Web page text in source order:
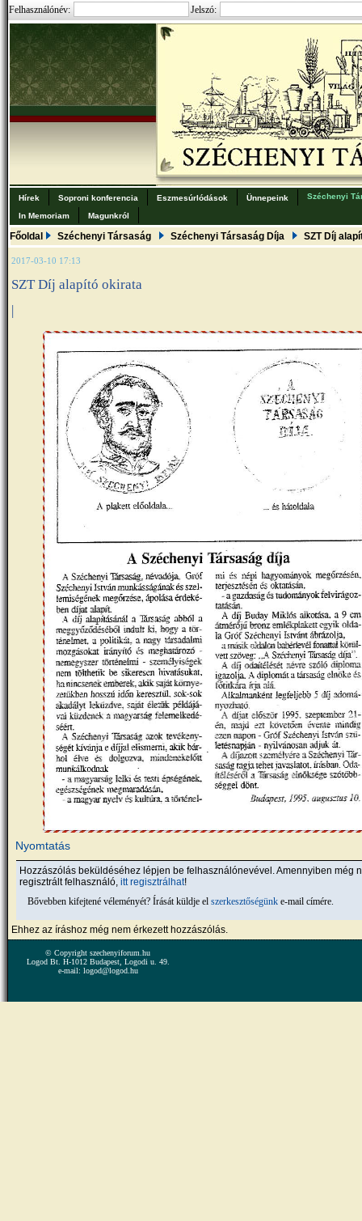
Felhasználónév: Jelszó:
Hírek Soproni konferencia Eszmesúrlódások Ünnepeink Széchenyi
In Memoriam Magunkról
Főoldal Széchenyi Társaság Széchenyi Társaság Díja SZT Díj
2017-03-10 17:13
SZT Díj alapító okirata
|
Nyomtatás
Hozzászólás beküldéséhez lépjen be felhasználónevével. Amennyiben még
regisztrált felhasználó,itt regisztrálhat!
Bővebben kifejtené véleményét? Írását küldje elszerkesztőségünk e-mail címére.
Ehhez az íráshoz még nem érkezett hozzászólás.
© Copyright szechenyiforum.hu
Logod Bt. H-1012 Budapest, Logodi u. 49.
e-mail: logod@logod.hu